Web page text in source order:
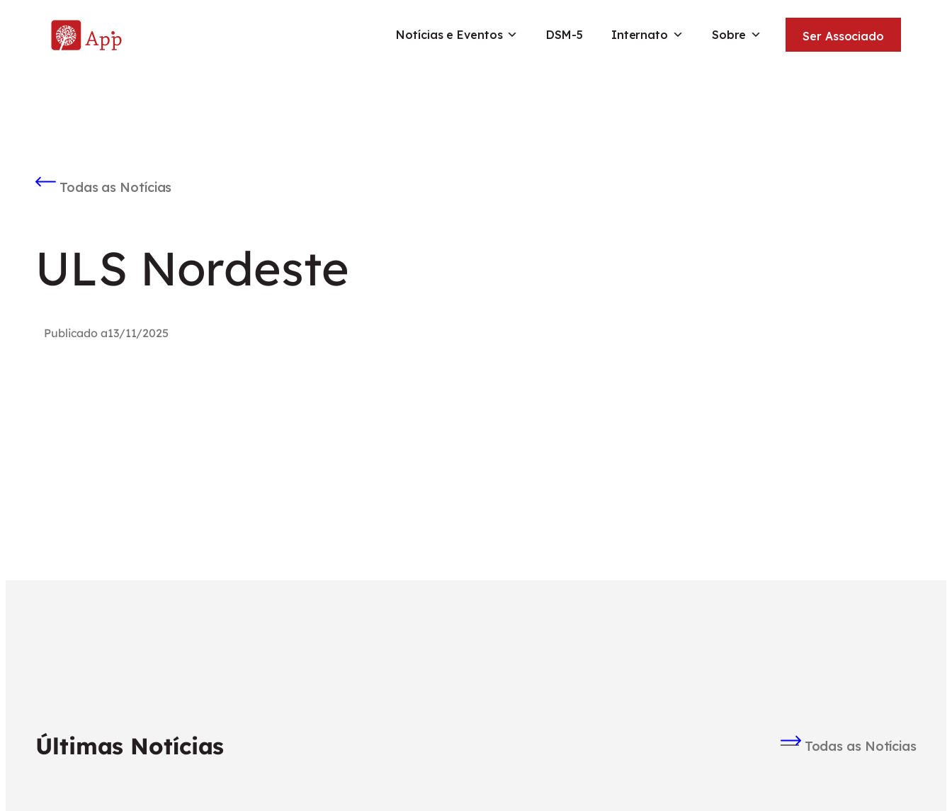
Notícias e Eventos DSM-5 Internato Sobre Ser Associado
Todas as Notícias
ULS Nordeste
Publicado a13/11/2025
Últimas Notícias Todas as Notícias